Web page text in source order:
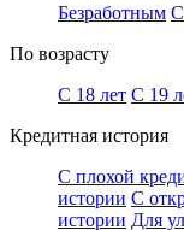
Безработным
По возрасту
С 18 лет С 19
Кредитная история
С плохой
истории С
истории Для